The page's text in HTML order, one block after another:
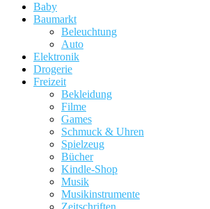
Baby
Baumarkt
Beleuchtung
Auto
Elektronik
Drogerie
Freizeit
Bekleidung
Filme
Games
Schmuck & Uhren
Spielzeug
Bücher
Kindle-Shop
Musik
Musikinstrumente
Zeitschriften